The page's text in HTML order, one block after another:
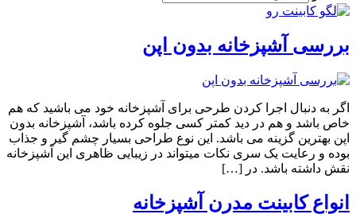
بررسی آشپزخانه بدون اپن
اگر به دنبال اجرا کردن طرحی برای آشپزخانه خود می باشید که هم
خاص باشد و هم در دید کمتر کسی جلوه کرده باشد، آشپزخانه بدون
اپن بهترین گزینه می باشد. این نوع طراحی بسیار چشم گیر و جذاب
بوده و رعایت یک سری نکات میتواند در زیبایی ظاهری این آشپزخانه
نقش داشته باشد. در […]
انواع کابینت مدرن آشپزخانه